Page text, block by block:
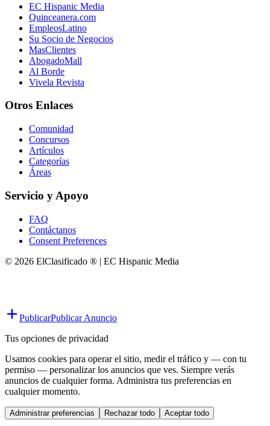
EC Hispanic Media
Quinceanera.com
EmpleosLatino
Su Socio de Negocios
MasClientes
AbogadoMall
Al Borde
Vivela Revista
Otros Enlaces
Comunidad
Concursos
Artículos
Categorías
Áreas
Servicio y Apoyo
FAQ
Contáctanos
Consent Preferences
© 2026 ElClasificado ® | EC Hispanic Media
PublicarPublicar Anuncio
Tus opciones de privacidad
Usamos cookies para operar el sitio, medir el tráfico y — con tu
permiso — personalizar los anuncios que ves. Siempre verás
anuncios de cualquier forma. Administra tus preferencias en
cualquier momento.
Administrar preferencias Rechazar todo Aceptar todo